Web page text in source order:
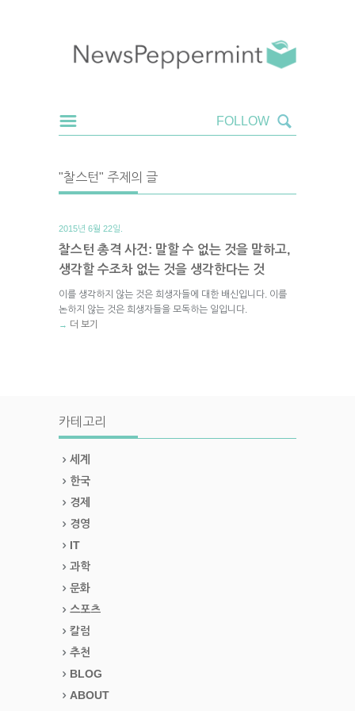
"찰스턴" 주제의 글
2015년 6월 22일.
찰스턴 총격 사건: 말할 수 없는 것을 말하고,
생각할 수조차 없는 것을 생각한다는 것
이를 생각하지 않는 것은 희생자들에 대한 배신입니다. 이를
논하지 않는 것은 희생자들을 모독하는 일입니다.
→ 더 보기
카테고리
세계
한국
경제
경영
IT
과학
문화
스포츠
칼럼
추천
BLOG
ABOUT